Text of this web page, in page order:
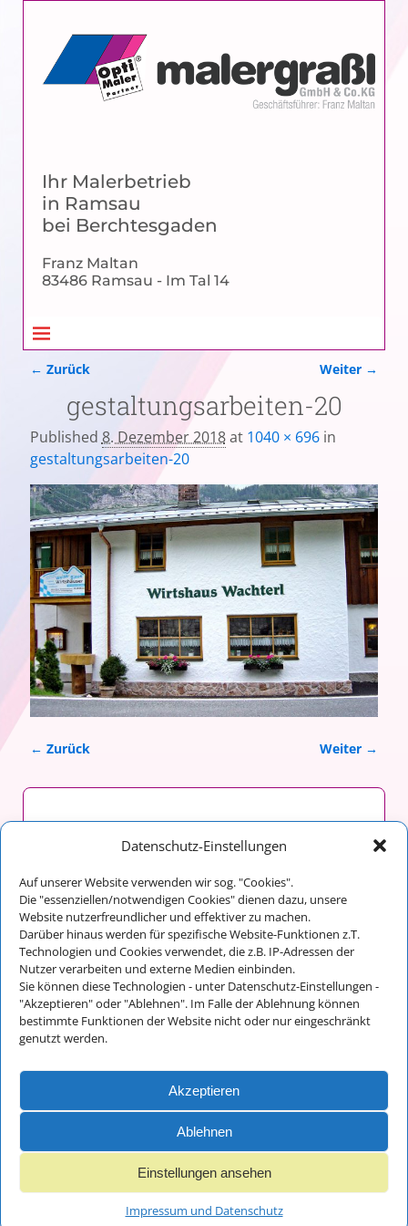
Datenschutz-Einstellungen
Auf unserer Website verwenden wir sog. "Cookies".
Die "essenziellen/notwendigen Cookies" dienen dazu, unsere
Website nutzerfreundlicher und effektiver zu machen.
Darüber hinaus werden für spezifische Website-Funktionen z.T.
Technologien und Cookies verwendet, die z.B. IP-Adressen der
Nutzer verarbeiten und externe Medien einbinden.
Sie können diese Technologien - unter Datenschutz-Einstellungen -
"Akzeptieren" oder "Ablehnen". Im Falle der Ablehnung können
bestimmte Funktionen der Website nicht oder nur eingeschränkt
genutzt werden.
Akzeptieren
Ablehnen
Einstellungen ansehen
Impressum und Datenschutz
Ihr Malerbetrieb
in Ramsau
bei Berchtesgaden
Franz Maltan
83486 Ramsau - Im Tal 14
Bilder-Navigation
← Zurück Weiter →
gestaltungsarbeiten-20
Published 8. Dezember 2018at 1040 × 696in
gestaltungsarbeiten-20
← Zurück Weiter →
malergraßl GmbH & Co. KG
Im Tal 14
83486 Ramsau bei Berchtesgaden
Kontakt:
Telefon: +49 (0) 8657/648
Fax: +49 (0) 8657/712
Impressum und
© 2018 - 2025 malergraßl GmbH - Webdesign Ernst Wurm und
Florian Wurm GbR